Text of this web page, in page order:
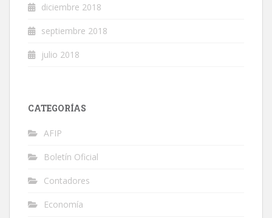
diciembre 2018
septiembre 2018
julio 2018
CATEGORÍAS
AFIP
Boletín Oficial
Contadores
Economía